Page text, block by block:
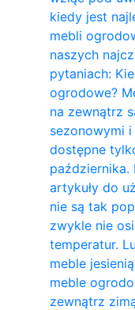
kiedy jest
mebli
naszych
pytaniach:
ogrodowe?
na zewnątrz
sezonowymi
dostępne
października.
artykuły do
nie są tak
zwykle nie
temperatur.
meble
meble
zewnątrz